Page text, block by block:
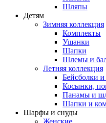
Шляпы
Детям
Зимняя коллекция
Комплекты
Ушанки
Шапки
Шлемы и
Летняя коллекция
Бейсболки и
Косынки,
Панамы и
Шапки и
Шарфы и снуды
Женские